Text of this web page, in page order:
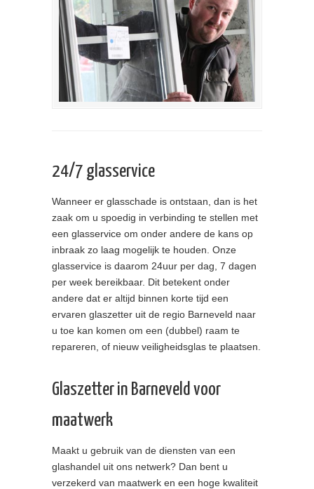
24/7 glasservice
Wanneer er glasschade is ontstaan, dan is het
zaak om u spoedig in verbinding te stellen met
een glasservice om onder andere de kans op
inbraak zo laag mogelijk te houden. Onze
glasservice is daarom 24uur per dag, 7 dagen
per week bereikbaar. Dit betekent onder
andere dat er altijd binnen korte tijd een
ervaren glaszetter uit de regio Barneveld naar
u toe kan komen om een (dubbel) raam te
repareren, of nieuw veiligheidsglas te plaatsen.
Glaszetter in Barneveld voor
maatwerk
Maakt u gebruik van de diensten van een
glashandel uit ons netwerk? Dan bent u
verzekerd van maatwerk en een hoge kwaliteit